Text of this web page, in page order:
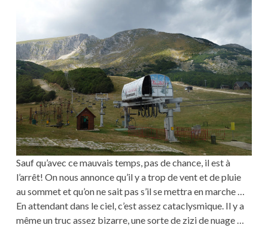
Sauf qu’avec ce mauvais temps, pas de chance, il est à
l’arrêt! On nous annonce qu’il y a trop de vent et de pluie
au sommet et qu’on ne sait pas s’il se mettra en marche …
En attendant dans le ciel, c’est assez cataclysmique. Il y a
même un truc assez bizarre, une sorte de zizi de nuage …